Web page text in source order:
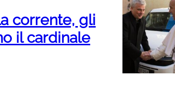
corrente, gli
il cardinale